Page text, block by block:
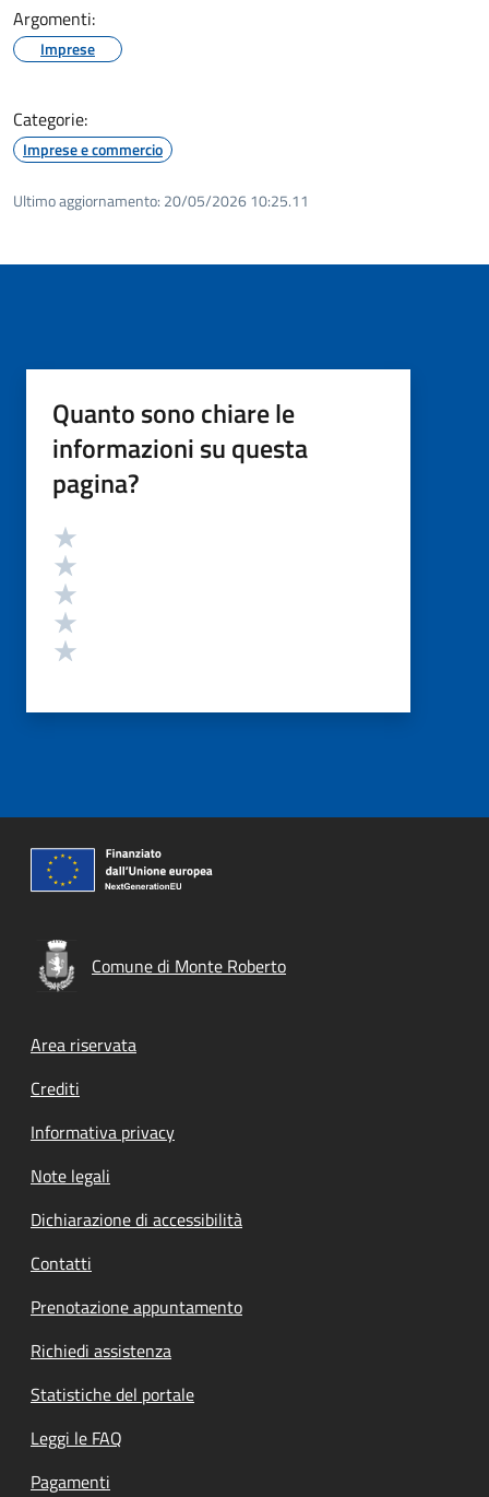
Argomenti:
Imprese
Categorie:
Imprese e commercio
Ultimo aggiornamento: 20/05/2026 10:25.11
Quanto sono chiare le
informazioni su questa
pagina?
Valutazione
Comune di Monte Roberto
Footer menu
Area riservata
Crediti
Informativa privacy
Note legali
Dichiarazione di accessibilità
Contatti
Prenotazione appuntamento
Richiedi assistenza
Statistiche del portale
Leggi le FAQ
Pagamenti